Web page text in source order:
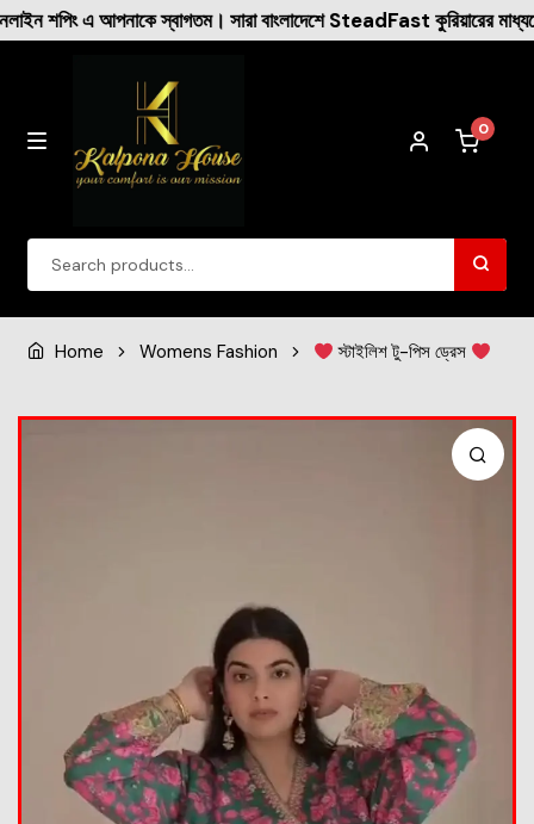
বাংলাদেশে SteadFast কুরিয়ারের মাধ্যমে ক্যাশ অন ডেলিভারি করা হয় ।
0
Home Womens Fashion স্টাইলিশ টু-পিস ড্রেস